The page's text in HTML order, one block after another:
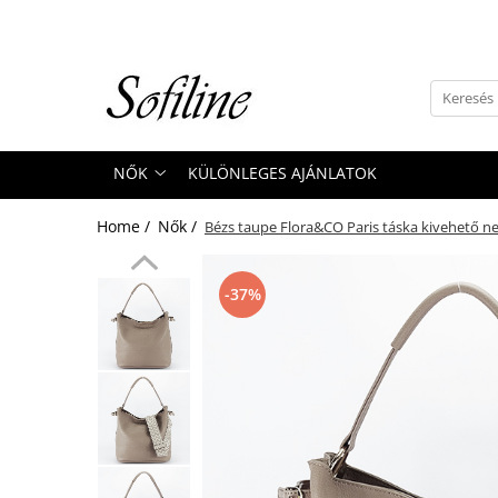
Táskák és retikülök
NŐK KÜLÖNLEGES AJÁNLATOK
Home / Nők / Bézs taupe Flora&CO Paris táska kivehető
-37%